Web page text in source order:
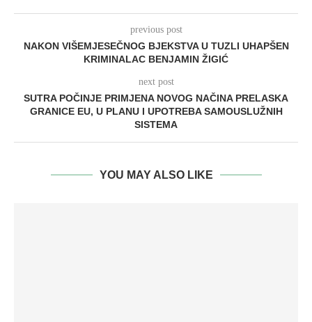
previous post
NAKON VIŠEMJESEČNOG BJEKSTVA U TUZLI UHAPŠEN
KRIMINALAC BENJAMIN ŽIGIĆ
next post
SUTRA POČINJE PRIMJENA NOVOG NAČINA PRELASKA
GRANICE EU, U PLANU I UPOTREBA SAMOUSLUŽNIH
SISTEMA
YOU MAY ALSO LIKE